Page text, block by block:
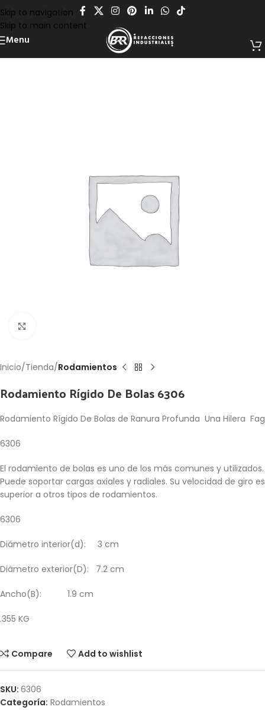
Skip to navigation
Skip to main content
Menu
Inicio Tienda Rodamientos
Rodamiento Rígido De Bolas 6306
Rodamiento Rígido De Bolas de Ranura Profunda Una Hilera Fag
6306
El rodamiento de bolas es uno de los más comunes y utilizados.
Puede soportar cargas axiales y radiales. Su velocidad de giro es
superior a otros tipos de rodamientos.
6306
Diámetro interior(d): 3 cm
Diámetro exterior(D): 7.2 cm
Ancho(B): 1.9 cm
.355 KG
Compare Add to wishlist
SKU: 6306
Categoría: Rodamientos